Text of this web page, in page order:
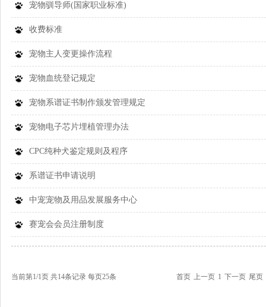
宠物驯导师(国家职业标准)
收费标准
宠物主人变更操作流程
宠物血统登记规定
宠物系谱证书制作颁发管理规定
宠物电子芯片埋植管理办法
CPC纯种犬鉴定规则及程序
系谱证书申请说明
中宠宠物及用品发展服务中心
赛宠会会员注册制度
当前第1/1页 共14条记录 每页25条 首页 上一页 1 下一页 尾页